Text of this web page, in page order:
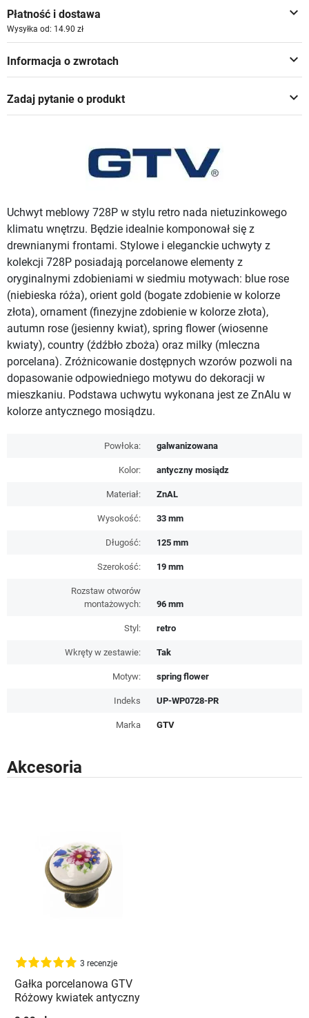
keyboard_arrow_down
Płatność i dostawa
Wysyłka od: 14.90 zł
keyboard_arrow_down
Informacja o zwrotach
keyboard_arrow_down
Zadaj pytanie o produkt
Uchwyt meblowy 728P w stylu retro nada nietuzinkowego
klimatu wnętrzu. Będzie idealnie komponował się z
drewnianymi frontami. Stylowe i eleganckie uchwyty z
kolekcji 728P posiadają porcelanowe elementy z
oryginalnymi zdobieniami w siedmiu motywach: blue rose
(niebieska róża), orient gold (bogate zdobienie w kolorze
złota), ornament (finezyjne zdobienie w kolorze złota),
autumn rose (jesienny kwiat), spring flower (wiosenne
kwiaty), country (źdźbło zboża) oraz milky (mleczna
porcelana). Zróżnicowanie dostępnych wzorów pozwoli na
dopasowanie odpowiedniego motywu do dekoracji w
mieszkaniu. Podstawa uchwytu wykonana jest ze ZnAlu w
kolorze antycznego mosiądzu.
Powłoka: galwanizowana
Kolor: antyczny mosiądz
Materiał: ZnAL
Wysokość: 33 mm
Długość: 125 mm
Szerokość: 19 mm
Rozstaw otworów
montażowych:
96 mm
Styl: retro
Wkręty w zestawie: Tak
Motyw: spring flower
Indeks UP-WP0728-PR
Marka GTV
Akcesoria
3 recenzje
Gałka porcelanowa GTV
Różowy kwiatek antyczny